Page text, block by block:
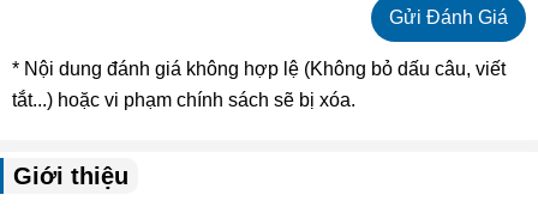
* Nội dung đánh giá không hợp lệ (Không bỏ dấu câu, viết
tắt...) hoặc vi phạm chính sách sẽ bị xóa.
Giới thiệu